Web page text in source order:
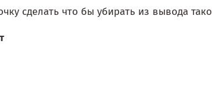
сделать что бы убирать из вывода